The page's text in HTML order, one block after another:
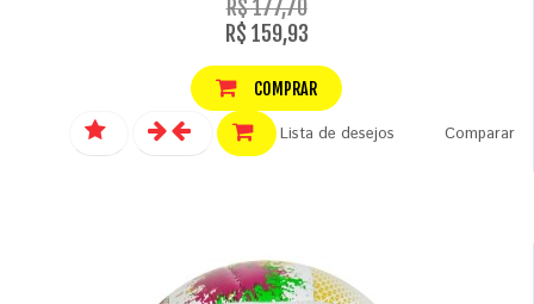
R$ 177,70
R$ 159,93
COMPRAR
Lista de desejos Comparar